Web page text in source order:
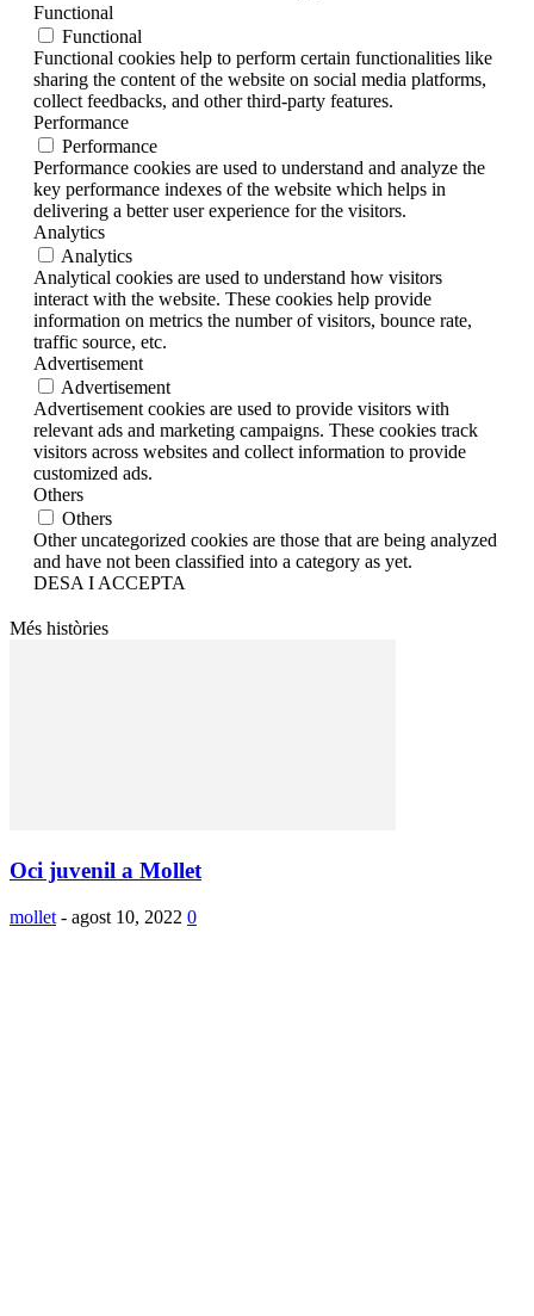
Functional
Functional
Functional cookies help to perform certain functionalities like
sharing the content of the website on social media platforms,
collect feedbacks, and other third-party features.
Performance
Performance
Performance cookies are used to understand and analyze the
key performance indexes of the website which helps in
delivering a better user experience for the visitors.
Analytics
Analytics
Analytical cookies are used to understand how visitors
interact with the website. These cookies help provide
information on metrics the number of visitors, bounce rate,
traffic source, etc.
Advertisement
Advertisement
Advertisement cookies are used to provide visitors with
relevant ads and marketing campaigns. These cookies track
visitors across websites and collect information to provide
customized ads.
Others
Others
Other uncategorized cookies are those that are being analyzed
and have not been classified into a category as yet.
DESA I ACCEPTA
Més històries
Oci juvenil a Mollet
mollet - agost 10, 2022 0